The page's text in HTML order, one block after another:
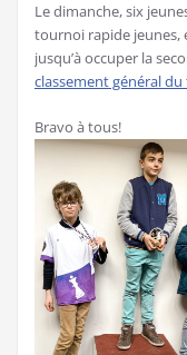
Le dimanche, six
tournoi rapide jeunes,
jusqu’à occuper la
classement général
Bravo à tous!